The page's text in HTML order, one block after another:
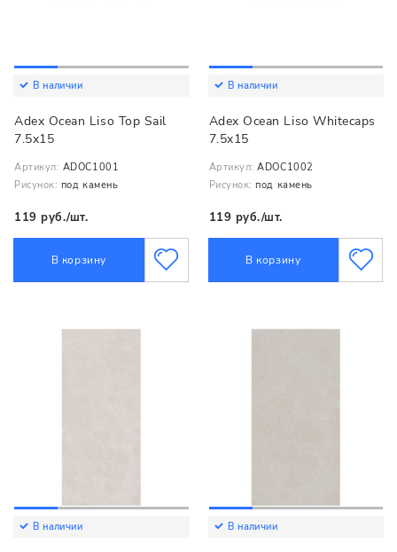
В наличии
Adex Ocean Liso Top Sail
7.5x15
Артикул: ADOC1001
Рисунок: под камень
119 руб./шт.
В корзину
В наличии
Adex Ocean Liso Whitecaps
7.5x15
Артикул: ADOC1002
Рисунок: под камень
119 руб./шт.
В корзину
В наличии В наличии